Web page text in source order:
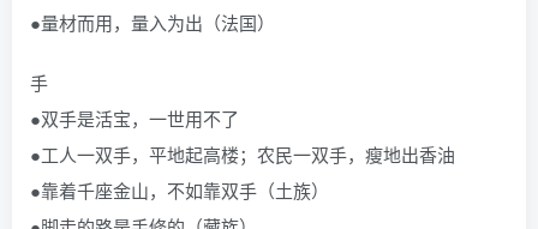
●量材而用，量入为出（法国）
手
●双手是活宝，一世用不了
●工人一双手，平地起高楼；农民一双手，瘦地出香油
●靠着千座金山，不如靠双手（土族）